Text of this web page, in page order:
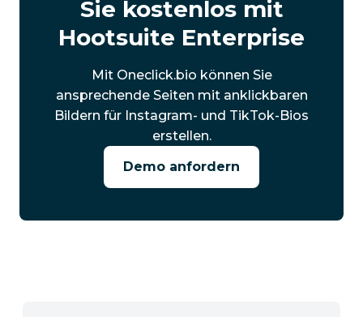
Sie kostenlos mit
Hootsuite Enterprise
Mit Oneclick.bio können Sie
ansprechende Seiten mit anklickbaren
Bildern für Instagram- und TikTok-Bios
erstellen.
Demo anfordern